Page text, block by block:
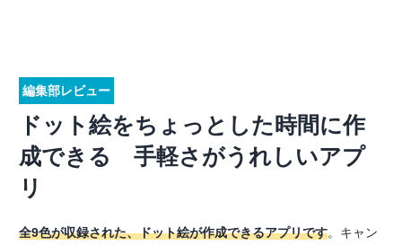
編集部レビュー
ドット絵をちょっとした時間に作
成できる 手軽さがうれしいアプ
リ
全9色が収録された、ドット絵が作成できるアプリです。キャン